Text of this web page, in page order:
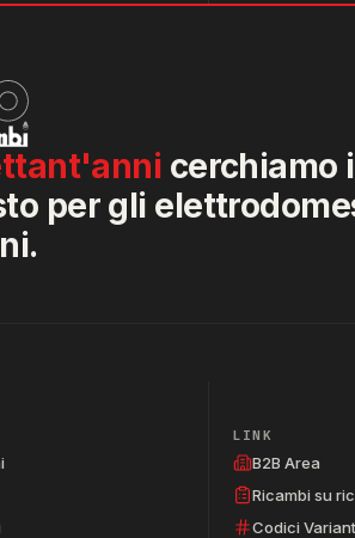
cerchiamo
per gli
LINK
B2B Area
Ricambi su
Codici